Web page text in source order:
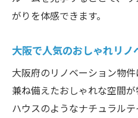
がりを体感できます。
大阪で人気のおしゃれリノ
大阪府のリノベーション物
兼ね備えたおしゃれな空間
ハウスのようなナチュラル